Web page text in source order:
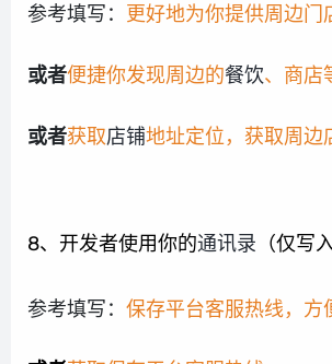
参考填写： 更好地为你提供周边门
或者便捷你发现周边的餐饮、商店
或者获取店铺地址定位，获取周边
8、开发者使用你的通讯录 （仅写
参考填写： 保存平台客服热线，方